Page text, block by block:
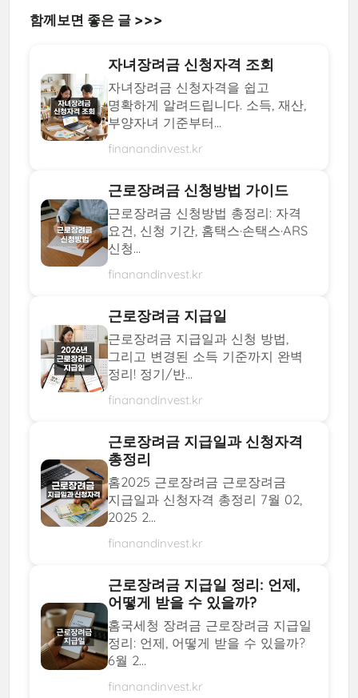
함께보면 좋은 글 >>>
자녀장려금 신청자격 조회
자녀장려금 신청자격을 쉽고
명확하게 알려드립니다. 소득, 재산,
부양자녀 기준부터...
finanandinvest.kr
근로장려금 신청방법 가이드
근로장려금 신청방법 총정리: 자격
요건, 신청 기간, 홈택스·손택스·ARS
신청...
finanandinvest.kr
근로장려금 지급일
근로장려금 지급일과 신청 방법,
그리고 변경된 소득 기준까지 완벽
정리! 정기/반...
finanandinvest.kr
근로장려금 지급일과 신청자격
총정리
홈2025 근로장려금 근로장려금
지급일과 신청자격 총정리 7월 02,
2025 2...
finanandinvest.kr
근로장려금 지급일 정리: 언제,
어떻게 받을 수 있을까?
홈국세청 장려금 근로장려금 지급일
정리: 언제, 어떻게 받을 수 있을까?
6월 2...
finanandinvest.kr